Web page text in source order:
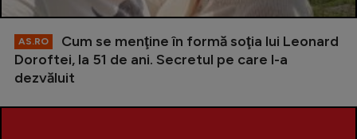
AS.RO
Cum se menţine în formă soţia lui Leonard
Doroftei, la 51 de ani. Secretul pe care l-a
dezvăluit